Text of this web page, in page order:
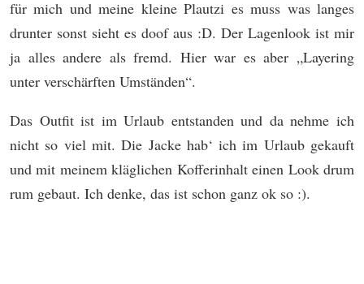
für mich und meine kleine Plautzi es muss was langes
drunter sonst sieht es doof aus :D. Der Lagenlook ist mir
ja alles andere als fremd. Hier war es aber „Layering
unter verschärften Umständen“.
Das Outfit ist im Urlaub entstanden und da nehme ich
nicht so viel mit. Die Jacke hab‘ ich im Urlaub gekauft
und mit meinem kläglichen Kofferinhalt einen Look drum
rum gebaut. Ich denke, das ist schon ganz ok so :).